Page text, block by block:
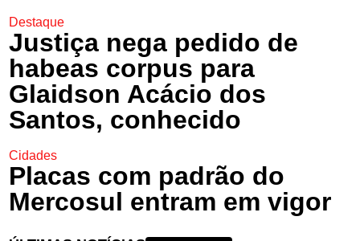
Destaque
Justiça nega pedido de
habeas corpus para
Glaidson Acácio dos
Santos, conhecido
Cidades
Placas com padrão do
Mercosul entram em vigor